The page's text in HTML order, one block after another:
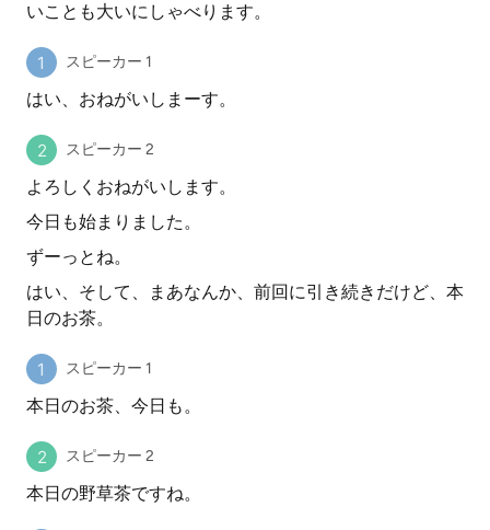
いことも大いにしゃべります。
スピーカー 1
はい、おねがいしまーす。
スピーカー 2
よろしくおねがいします。
今日も始まりました。
ずーっとね。
はい、そして、まあなんか、前回に引き続きだけど、本
日のお茶。
スピーカー 1
本日のお茶、今日も。
スピーカー 2
本日の野草茶ですね。